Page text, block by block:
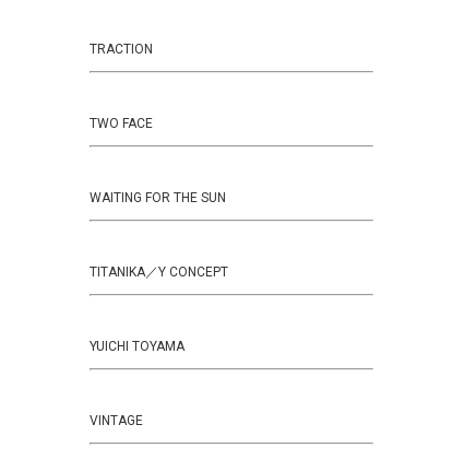
TRACTION
TWO FACE
WAITING FOR THE SUN
TITANIKA／Y CONCEPT
YUICHI TOYAMA
VINTAGE